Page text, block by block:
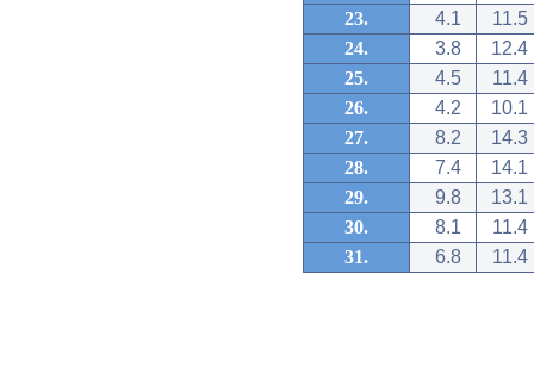
23.
4.1
11.5
24.
3.8
12.4
25.
4.5
11.4
26.
4.2
10.1
27.
8.2
14.3
28.
7.4
14.1
29.
9.8
13.1
30.
8.1
11.4
31.
6.8 11.4